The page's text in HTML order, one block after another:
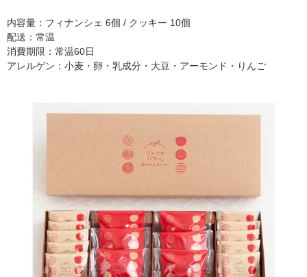
内容量：フィナンシェ 6個 / クッキー 10個
配送：常温
消費期限：常温60日
アレルゲン：小麦・卵・乳成分・大豆・アーモンド・りんご